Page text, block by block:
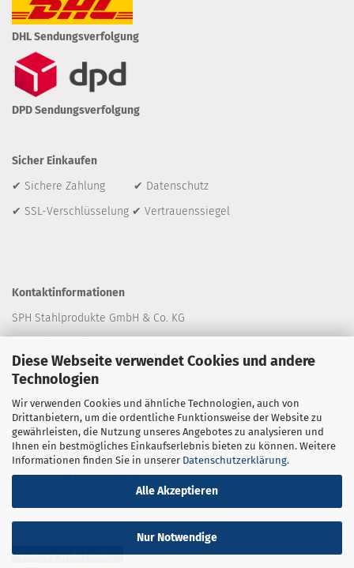
Diese Webseite verwendet Cookies und andere
Technologien
Wir verwenden Cookies und ähnliche Technologien, auch von
Drittanbietern, um die ordentliche Funktionsweise der Website zu
gewährleisten, die Nutzung unseres Angebotes zu analysieren und
Ihnen ein bestmögliches Einkaufserlebnis bieten zu können. Weitere
Informationen finden Sie in unserer Datenschutzerklärung.
Alle Akzeptieren
Nur Notwendige
DHL Sendungsverfolgung
DPD Sendungsverfolgung
Sicher Einkaufen
✔ Sichere Zahlung ✔ Datenschutz
✔ SSL-Verschlüsselung ✔ Vertrauenssiegel
Kontaktinformationen
SPH Stahlprodukte GmbH & Co. KG
30161 Hannover
E-Mail: shop@stahlprodukte.com
Öffnungszeiten
Mo. - Do. 08:00 Uhr - 16:30 Uhr
Vertrag widerrufen